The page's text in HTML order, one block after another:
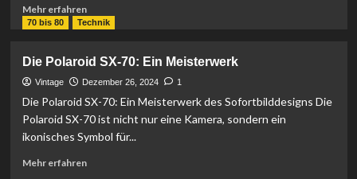
Mehr erfahrenMehr
Informationen
Espressomaschine
„La
Conica“
70 bis 80 Technik
Die Polaroid SX-70: Ein Meisterwerk
Vintage Dezember 26, 2024 1
Die Polaroid SX-70: Ein Meisterwerk des Sofortbilddesigns Die
Polaroid SX-70 ist nicht nur eine Kamera, sondern ein
ikonisches Symbol für...
Mehr erfahrenMehr